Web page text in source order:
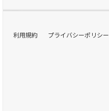
利用規約 プライバシーポリシー